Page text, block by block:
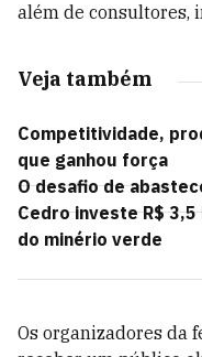
além de consultores,
Veja também
Competitividade,
que ganhou força
O desafio de
Cedro investe R$
do minério verde
Os organizadores da